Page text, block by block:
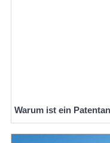
Warum ist ein